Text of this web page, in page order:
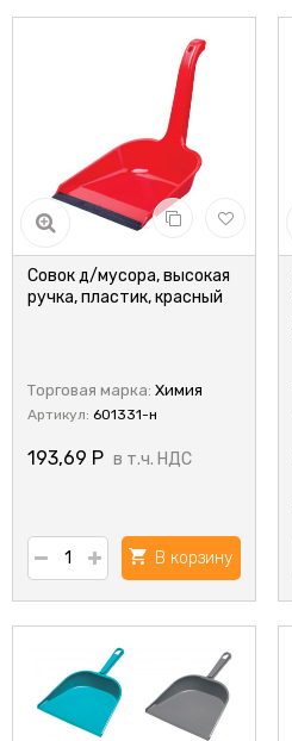
Совок д/мусора, высокая
ручка, пластик, красный
Торговая марка: Химия
Артикул: 601331-н
193,69 Р в т.ч. НДС
В корзину